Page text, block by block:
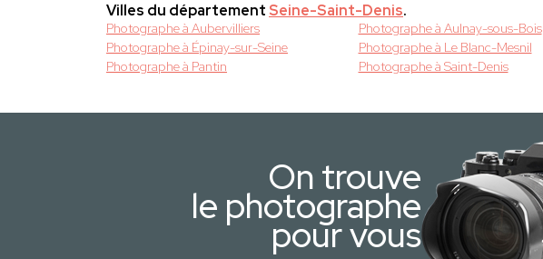
Villes du département Seine-Saint-Denis.
Photographe à Aubervilliers Photographe à Aulnay-sous-Bois
Photographe à Épinay-sur-Seine
Photographe à Le Blanc-Mesnil
Photographe à Pantin
Photographe à Saint-Denis
On trouve
le photographe
pour vous